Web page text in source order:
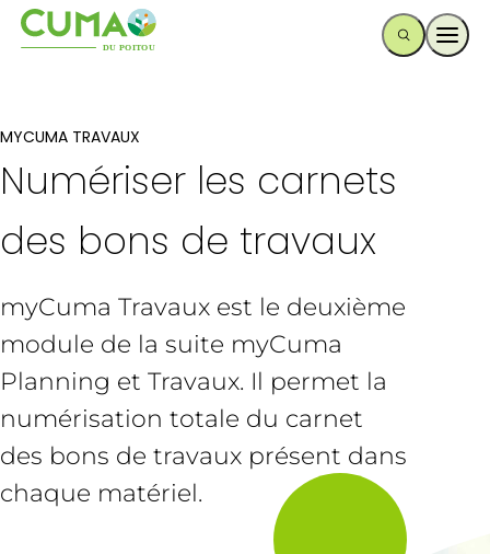
MYCUMA TRAVAUX
Numériser les carnets
des bons de travaux
myCuma Travaux est le deuxième
module de la suite myCuma
Planning et Travaux. Il permet la
numérisation totale du carnet
des bons de travaux présent dans
chaque matériel.